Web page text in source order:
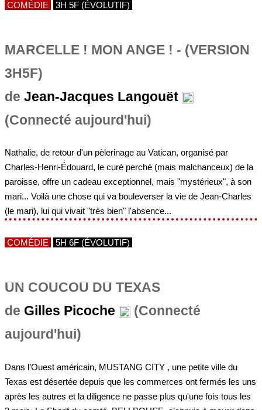
COMÉDIE 3H 5F (ÉVOLUTIF)
MARCELLE ! MON ANGE ! - (VERSION
3H5F)
de Jean-Jacques Langouët
(Connecté aujourd'hui)
Nathalie, de retour d'un pèlerinage au Vatican, organisé par
Charles-Henri-Édouard, le curé perché (mais malchanceux) de la
paroisse, offre un cadeau exceptionnel, mais "mystérieux", à son
mari... Voilà une chose qui va bouleverser la vie de Jean-Charles
(le mari), lui qui vivait "très bien" l'absence...
COMÉDIE 5H 6F (ÉVOLUTIF)
UN COUCOU DU TEXAS
de Gilles Picoche
(Connecté
aujourd'hui)
Dans l’Ouest américain, MUSTANG CITY , une petite ville du
Texas est désertée depuis que les commerces ont fermés les uns
après les autres et la diligence ne passe plus qu'une fois tous les